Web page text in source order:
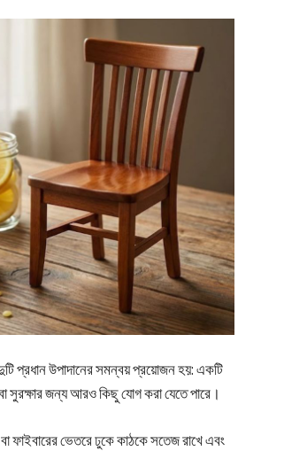
প্রধান উপাদানের সমন্বয় প্রয়োজন হয়: একটি
সুরক্ষার জন্য আরও কিছু যোগ করা যেতে পারে।
ফাইবারের ভেতরে ঢুকে কাঠকে সতেজ রাখে এবং